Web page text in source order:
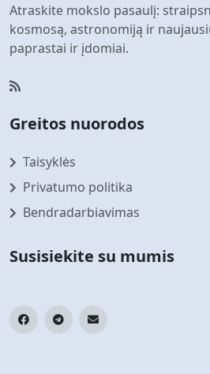
Atraskite mokslo pasaulį:
kosmosą, astronomiją ir
paprastai ir įdomiai.
Greitos nuorodos
Taisyklės
Privatumo politika
Bendradarbiavimas
Susisiekite su mumis